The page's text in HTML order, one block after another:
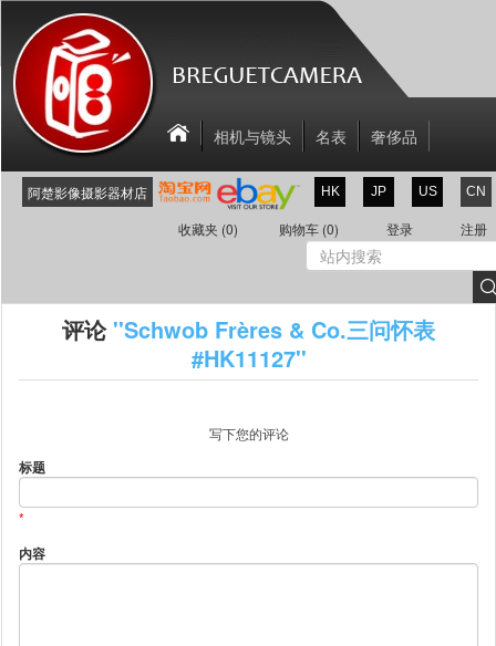
CN
US
JP
HK
阿楚影像摄影器材店
注册
登录
购物车 (0)
收藏夹 (0)
相机与镜头 名表
奢侈品
相机配件
关于我们
联系我们
新商品
折扣区
评论 Schwob Frères & Co.三问怀表
#HK11127
写下您的评论
标题
*
内容